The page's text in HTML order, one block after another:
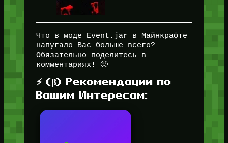
Что в моде Event.jar в Майнкрафте
напугало Вас больше всего?
Обязательно поделитесь в
комментариях! 🙂
⚡ (β) Рекомендации по
Вашим Интересам: